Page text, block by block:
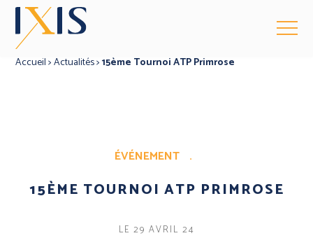
Accueil>Actualités>15ème Tournoi ATP Primrose
ÉVÉNEMENT .
15ÈME TOURNOI ATP PRIMROSE
LE 29 AVRIL 24